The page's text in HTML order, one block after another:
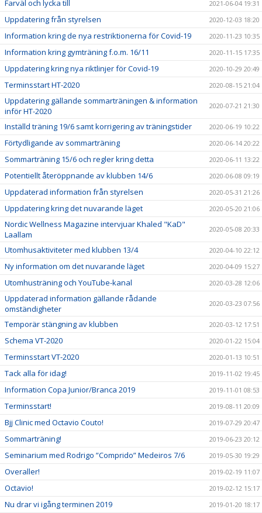
Farväl och lycka till 2021-06-04 19:31
Uppdatering från styrelsen 2020-12-03 18:20
Information kring de nya restriktionerna för Covid-19 2020-11-23 10:35
Information kring gymträning f.o.m. 16/11 2020-11-15 17:35
Uppdatering kring nya riktlinjer för Covid-19 2020-10-29 20:49
Terminsstart HT-2020 2020-08-15 21:04
Uppdatering gällande sommarträningen & information
inför HT-2020
2020-07-21 21:30
Inställd träning 19/6 samt korrigering av träningstider 2020-06-19 10:22
Förtydligande av sommarträning 2020-06-14 20:22
Sommarträning 15/6 och regler kring detta 2020-06-11 13:22
Potentiellt återöppnande av klubben 14/6 2020-06-08 09:19
Uppdaterad information från styrelsen 2020-05-31 21:26
Uppdatering kring det nuvarande läget 2020-05-20 21:06
Nordic Wellness Magazine intervjuar Khaled "KaD"
Laallam
2020-05-08 20:33
Utomhusaktiviteter med klubben 13/4 2020-04-10 22:12
Ny information om det nuvarande läget 2020-04-09 15:27
Utomhusträning och YouTube-kanal 2020-03-28 12:06
Uppdaterad information gällande rådande
omständigheter
2020-03-23 07:56
Temporär stängning av klubben 2020-03-12 17:51
Schema VT-2020 2020-01-22 15:04
Terminsstart VT-2020 2020-01-13 10:51
Tack alla för idag! 2019-11-02 19:45
Information Copa Junior/Branca 2019 2019-11-01 08:53
Terminsstart! 2019-08-11 20:09
Bjj Clinic med Octavio Couto! 2019-07-29 20:47
Sommarträning! 2019-06-23 20:12
Seminarium med Rodrigo ”Comprido” Medeiros 7/6 2019-05-30 19:29
Overaller! 2019-02-19 11:07
Octavio! 2019-02-12 15:17
Nu drar vi igång terminen 2019 2019-01-20 18:17